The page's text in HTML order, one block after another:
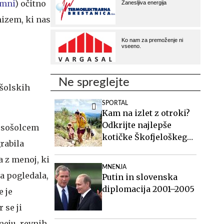
) očitno
ki nas
z menoj, ki
pogledala,
je
se ji
Ne spreglejte
SPORTAL
Kam na izlet z otroki?
Odkrijte najlepše
kotičke Škofjeloškega
MNENJA
Putin in slovenska
diplomacija 2001–2005